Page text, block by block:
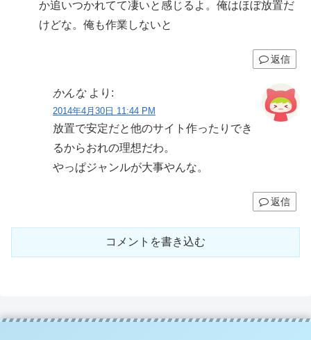
か追いつかれてて凄いと感じるよ。俺はほぼ放置だ
けどな。俺も作業しないと
返信
かんな より:
2014年4月30日 11:44 PM
放置で安定だと他のサイト作ったりでき
るからおれの理想だわ。
やっぱジャンルが大事やんな。
返信
コメントを書き込む